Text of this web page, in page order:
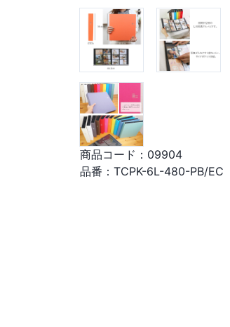
商品コード： 09904
品番： TCPK-6L-480-PB/EC